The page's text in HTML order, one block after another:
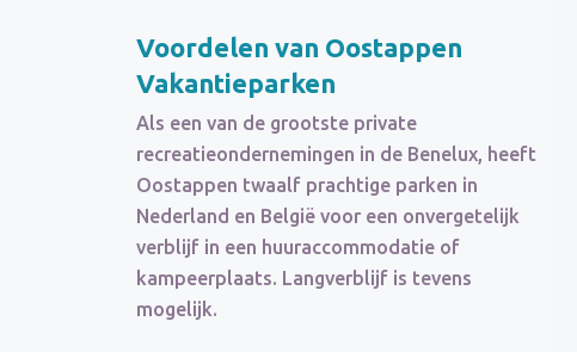
Voordelen van Oostappen
Vakantieparken
Als een van de grootste private
recreatieondernemingen in de Benelux, heeft
Oostappen twaalf prachtige parken in
Nederland en België voor een onvergetelijk
verblijf in een huuraccommodatie of
kampeerplaats. Langverblijf is tevens
mogelijk.